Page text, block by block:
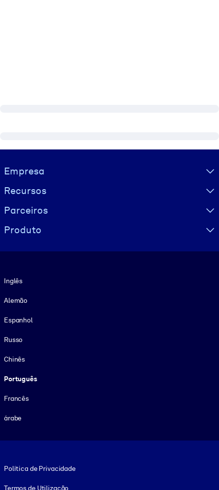
Visually hidden Text
Empresa
Recursos
Parceiros
Produto
Inglês
Alemão
Espanhol
Russo
Chinês
Português
Francês
árabe
Política de Privacidade
Termos de Utilização